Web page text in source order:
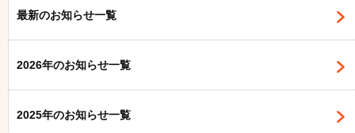
最新のお知らせ一覧
2026年のお知らせ一覧
2025年のお知らせ一覧